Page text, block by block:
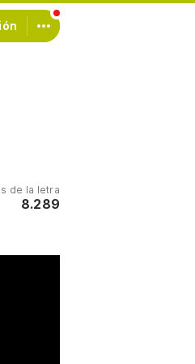
de la letra
8.289